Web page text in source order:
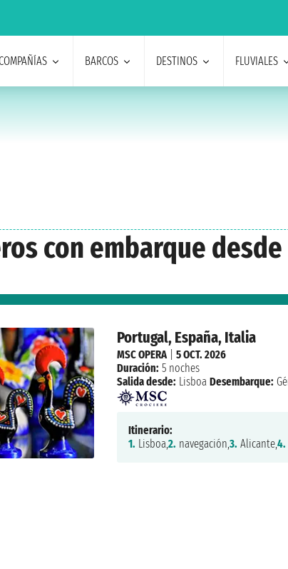
BARCOS DESTINOS FLUVIALES
con embarque
Portugal, España, Italia
MSC OPERA| 5 OCT. 2026
Duración: 5 noches
Salida desde: Lisboa Desembarque:
Itinerario:
1. Lisboa,2. navegación,3. Alicante,4.